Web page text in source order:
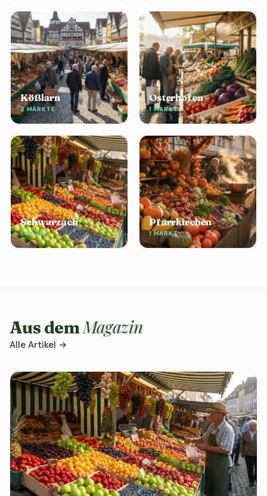
Kößlarn
2 MÄRKTE
Osterhofen
1 MARKT
Schwarzach
1 MARKT
Pfarrkirchen
1 MARKT
Aus demMagazin
Alle Artikel →